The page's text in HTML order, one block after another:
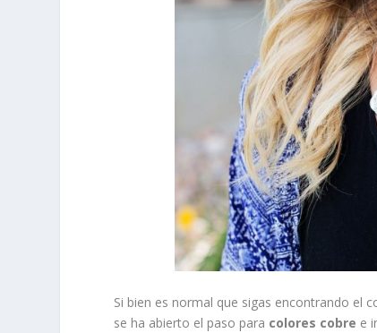
Si bien es normal que sigas encontrando
se ha abierto el paso para colores cobre e